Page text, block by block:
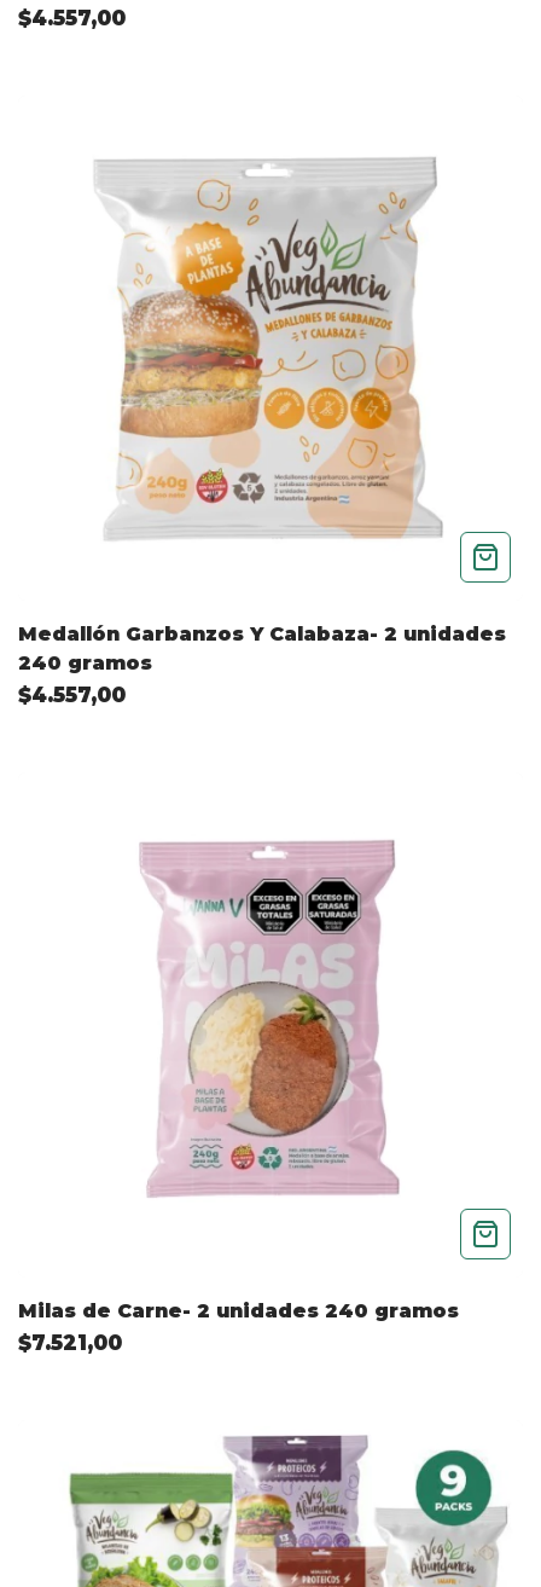
$4.557,00
Medallón Garbanzos Y Calabaza- 2 unidades
240 gramos
$4.557,00
Milas de Carne- 2 unidades 240 gramos
$7.521,00